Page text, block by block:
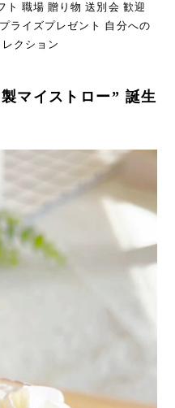
ト 職場 贈り物 送別会 歓迎
ライズプレゼント 自分への
クション
マイストロー” 誕生